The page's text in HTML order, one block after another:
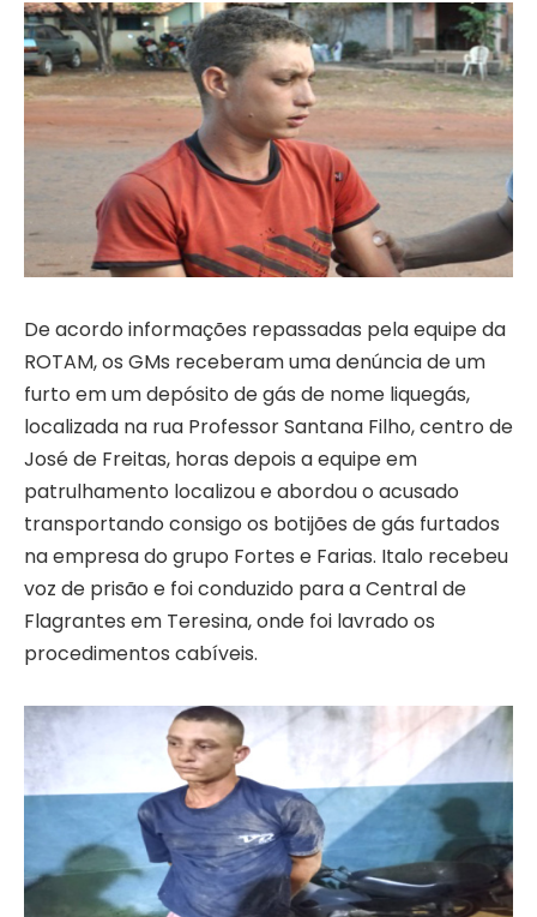
De acordo informações repassadas pela equipe da
ROTAM, os GMs receberam uma denúncia de um
furto em um depósito de gás de nome liquegás,
localizada na rua Professor Santana Filho, centro de
José de Freitas, horas depois a equipe em
patrulhamento localizou e abordou o acusado
transportando consigo os botijões de gás furtados
na empresa do grupo Fortes e Farias. Italo recebeu
voz de prisão e foi conduzido para a Central de
Flagrantes em Teresina, onde foi lavrado os
procedimentos cabíveis.